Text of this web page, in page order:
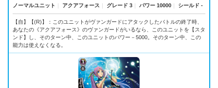
ノーマルユニット アクアフォース グレード 3 パワー 10000 シールド -
【自】【(R)】：このユニットがヴァンガードにアタックしたバトルの終了時、
あなたの《アクアフォース》のヴァンガードがいるなら、このユニットを【スタ
ンド】し、そのターン中、このユニットのパワー－5000。そのターン中、この
能力は使えなくなる。